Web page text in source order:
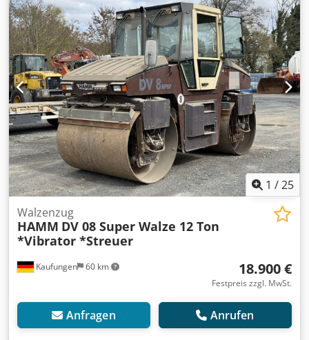
Leasing- oder Finanzierungsangebot der Mercedes-Benz-
Bank., Herr Mihm(Tel. betreut Sie gerne., Weitere
Informationen finden Sie auf unserer Homepage., Irrtümer
und Zwischenverkauf vorbehalten! englisch:, Hamm H 7i
motor roller, operating hours: 457, weight: 6.540 kg, tires:
95%, air conditioning, engine: Kubota [55 kW/75 hp],
smooth-surface drum, good condition!, ready for
immediate use! Upon request, we can provide you with a
leasing or financing offer from Mercedes-Benz Bank. Mr.
Mihm (Tel. will be happy to assist you. Further information
can be found on our website. Subject to errors and prior
sale! - = Weitere Informationen = Credpfx Ahozcudnjisf
Wenden Sie sich an Tobias Ebert, um weitere
Informationen zu erhalten.
1 /25
Kaufungen 60 km
Walzenzug
HAMM DV 08 Super Walze 12 Ton
*Vibrator *Streuer
18.900 €
Festpreis zzgl. MwSt.
Anfragen Anrufen